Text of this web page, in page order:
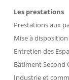
Les prestations
Prestations aux
Mise à
Entretien des
Bâtiment Second
Industrie et